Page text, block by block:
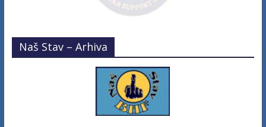
Naš Stav – Arhiva